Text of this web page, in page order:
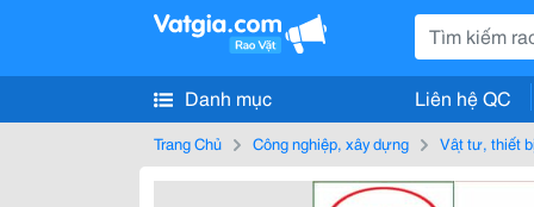
Danh mục Liên hệ QC
Trang Chủ Công nghiệp, xây dựng Vật tư, thiết